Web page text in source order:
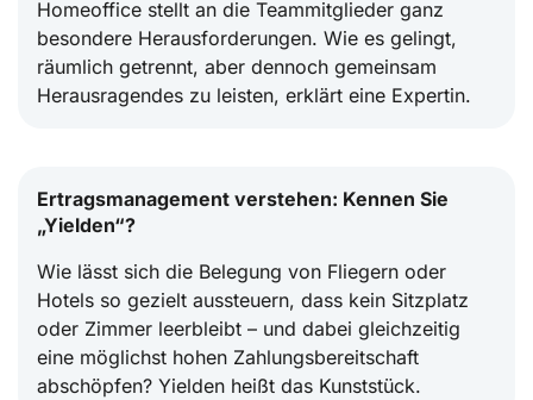
Homeoffice stellt an die Teammitglieder ganz
besondere Herausforderungen. Wie es gelingt,
räumlich getrennt, aber dennoch gemeinsam
Herausragendes zu leisten, erklärt eine Expertin.
Ertragsmanagement verstehen: Kennen Sie
„Yielden“?
Wie lässt sich die Belegung von Fliegern oder
Hotels so gezielt aussteuern, dass kein Sitzplatz
oder Zimmer leerbleibt – und dabei gleichzeitig
eine möglichst hohen Zahlungsbereitschaft
abschöpfen? Yielden heißt das Kunststück.